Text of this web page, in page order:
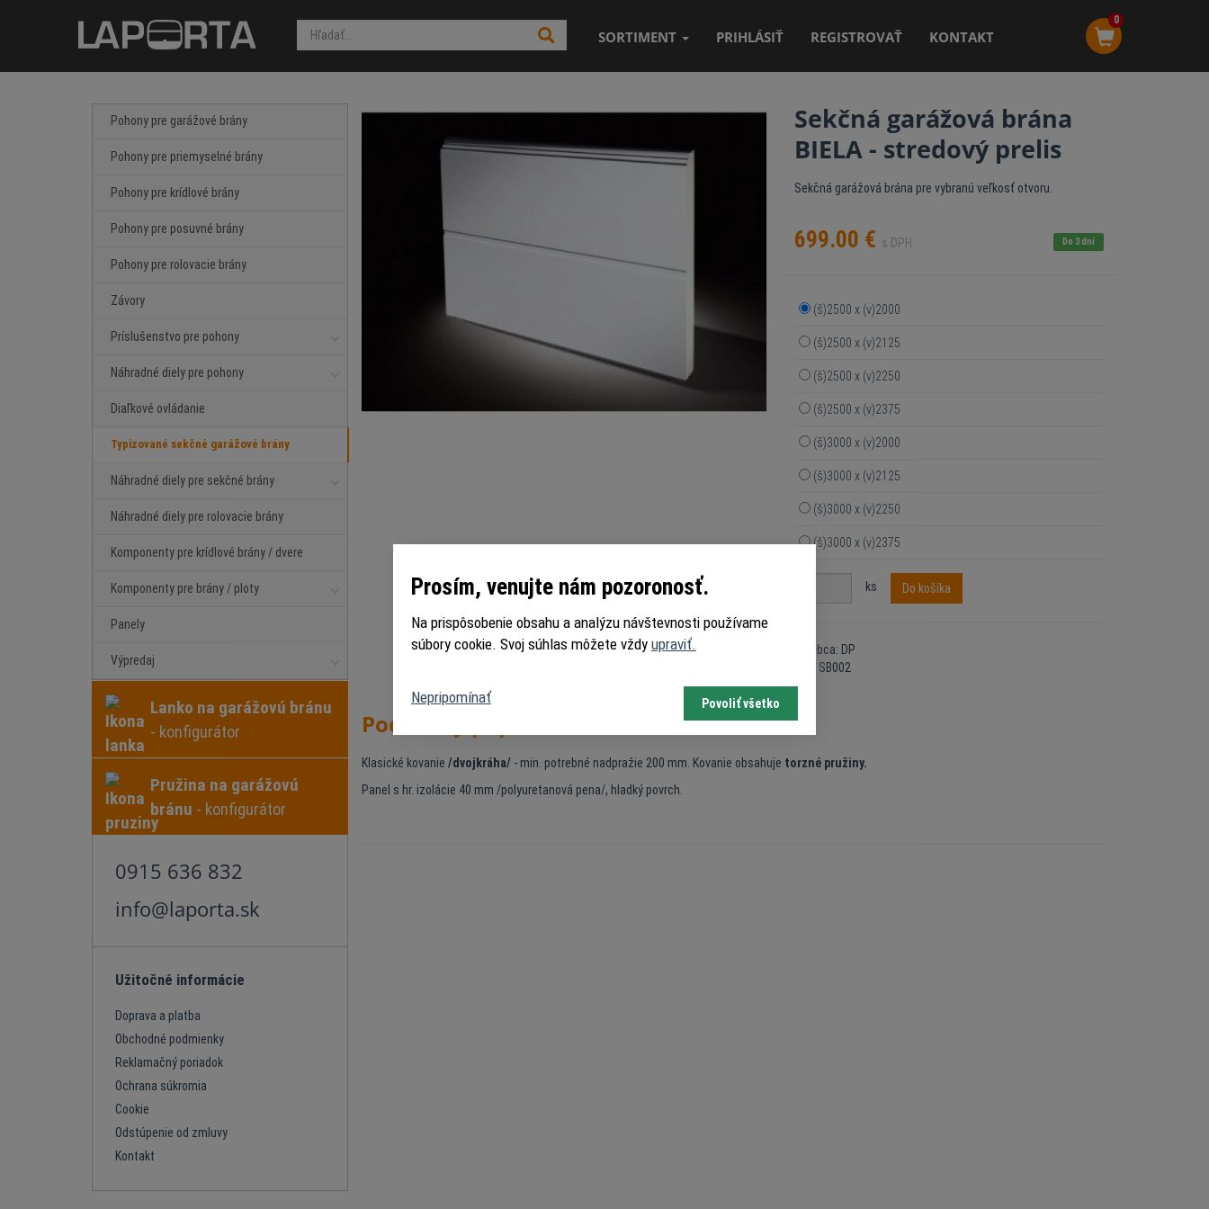
SORTIMENT PRIHLÁSIŤ REGISTROVAŤ KONTAKT
0
Pohony pre garážové brány
Pohony pre priemyselné brány
Pohony pre krídlové brány
Pohony pre posuvné brány
Pohony pre rolovacie brány
Závory
Príslušenstvo pre pohony
Náhradné diely pre pohony
Diaľkové ovládanie
Typizované sekčné garážové brány
Náhradné diely pre sekčné brány
Náhradné diely pre rolovacie brány
Komponenty pre krídlové brány / dvere
Komponenty pre brány / ploty
Panely
Výpredaj
Lanko na garážovú bránu
- konfigurátor
Pružina na garážovú
bránu - konfigurátor
0915 636 832
info@laporta.sk
Užitočné informácie
Doprava a platba
Obchodné podmienky
Reklamačný poriadok
Ochrana súkromia
Cookie
Odstúpenie od zmluvy
Kontakt
Sekčná garážová brána
BIELA - stredový prelis
Sekčná garážová brána pre vybranú veľkosť otvoru.
699.00 € s DPH Do 3 dní
(š)2500 x (v)2000
(š)2500 x (v)2125
(š)2500 x (v)2250
(š)2500 x (v)2375
(š)3000 x (v)2000
(š)3000 x (v)2125
(š)3000 x (v)2250
(š)3000 x (v)2375
ks Do košíka
Výrobca: DP
Kód: SB002
Podrobný popis
Klasické kovanie /dvojkráha/ - min. potrebné nadpražie 200 mm. Kovanie obsahuje torzné pružiny.
Panel s hr. izolácie 40 mm /polyuretanová pena/, hladký povrch.
Prosím, venujte nám pozoronosť.
Na prispôsobenie obsahu a analýzu návštevnosti používame
súbory cookie. Svoj súhlas môžete vždy upraviť.
Nepripomínať Povoliť všetko